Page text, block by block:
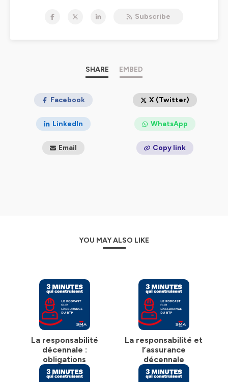
La responsabilité et l’assurance décennale
podcasts produite par SMABTP, l’assureur des acteurs
de la construction.
Retrouvez SMABTP :
01 45 71 48 52
ausha.co/politique-de-
confidentialitepour plus d'informations.
Subscribe
SHARE EMBED
Facebook X (Twitter)
LinkedIn WhatsApp
Email Copy link
YOU MAY ALSO LIKE
La responsabilité
décennale :
obligations
La responsabilité et
l’assurance
décennale